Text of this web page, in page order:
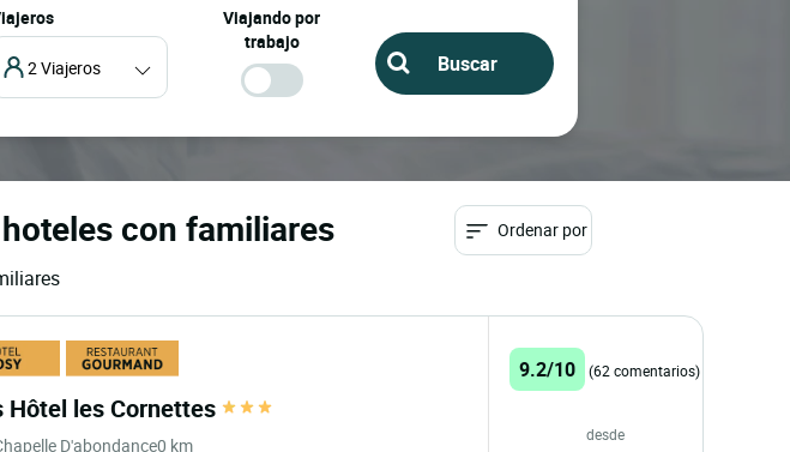
2 Viajeros
Viajando por
trabajo
con familiares Ordenar por
Hôtel les Cornettes
D'abondance0 km
9.2/10 (62 comentarios)
desde